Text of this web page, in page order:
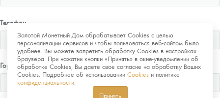
Золотой Монетный Дом обрабатывает Cookies с целью
персонализации сервисов и чтобы пользоваться веб-сайтом было
удобнее. Вы можете запретить обработку Cookies в настройках
браузера. При нажатии кнопки «Принять» в окне-уведомлении об
обработке Cookies, Вы даете свое согласие на обработку Ваших
Cookies. Подробнее об использовании Cookies и политике
конфиденциальности
Принять
Телефон
Город